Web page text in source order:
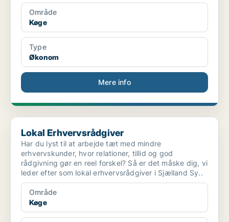
Område
Køge
Type
Økonom
Mere info
Lokal Erhvervsrådgiver
Lokal Erhvervsrådgiver
Har du lyst til at arbejde tæt med mindre
erhvervskunder, hvor relationer, tillid og god
rådgivning gør en reel forskel? Så er det måske dig, vi
leder efter som lokal erhvervsrådgiver i Sjælland Sy..
Område
Køge